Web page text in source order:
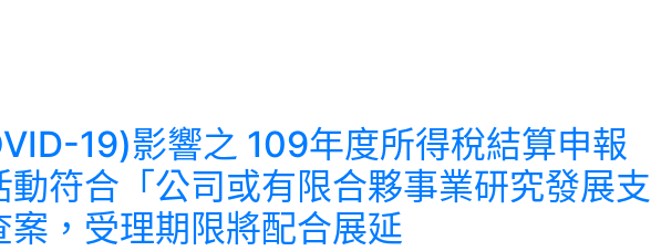
19)影響之 109年度所得稅結算申報
符合「公司或有限合夥事業研究發展支
，受理期限將配合展延